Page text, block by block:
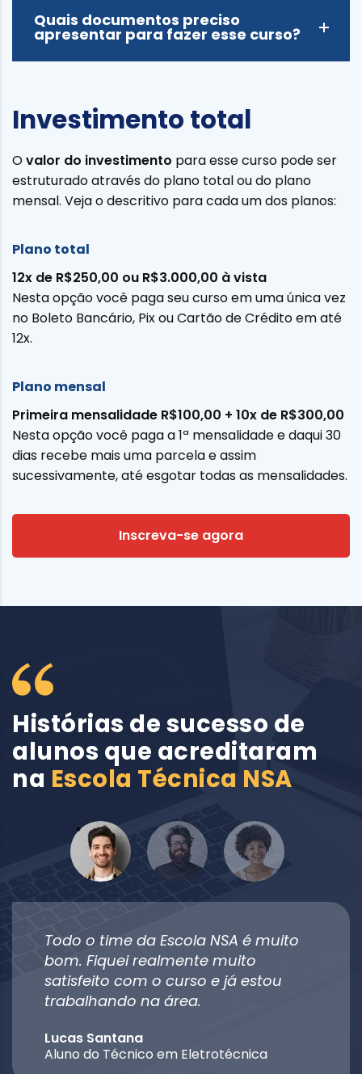
Quais documentos preciso
apresentar para fazer esse curso?
Investimento total
Ovalor do investimento para esse curso pode ser
estruturado através do plano total ou do plano
mensal. Veja o descritivo para cada um dos planos:
Plano total
12x de R$250,00 ou R$3.000,00 à vista
Nesta opção você paga seu curso em uma única vez
no Boleto Bancário, Pix ou Cartão de Crédito em até
12x.
Plano mensal
Primeira mensalidade R$100,00 + 10x de R$300,00
Nesta opção você paga a 1ª mensalidade e daqui 30
dias recebe mais uma parcela e assim
sucessivamente, até esgotar todas as mensalidades.
Inscreva-se agora
Histórias de sucesso de
alunos que acreditaram
na Escola Técnica NSA
Todo o time da Escola NSA é muito
bom. Fiquei realmente muito
satisfeito com o curso e já estou
trabalhando na área.
Lucas Santana
Aluno do Técnico em Eletrotécnica